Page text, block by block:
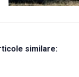
similare: